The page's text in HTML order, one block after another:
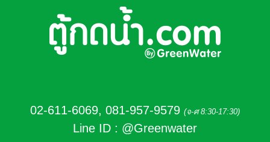
02-611-6069, 081-957-9579 (จ-ศ 8:30-17:30)
Line ID : @Greenwater